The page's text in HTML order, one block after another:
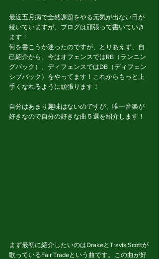
最近五月病で全然課題をやる元気が出ない日が
続いていますが、ブログは頑張って書いていき
ます！
何を書こうか迷ったのですが、とりあえず、自
己紹介から。今はオフェンスではRB（ランニン
グバック）、ディフェンスではDB（ディフェン
シブバック）をやってます！これからもっと上
手くなれるように頑張ります！
自分はあまり趣味はないのですが、唯一音楽が
好きなので自分の好きな曲５選を紹介します！
まず最初に紹介したいのはDrakeとTravis Scottが
歌っているFair Tradeという曲です。この曲が好